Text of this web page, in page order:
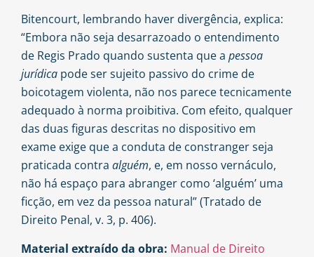
Bitencourt, lembrando haver divergência, explica:
“Embora não seja desarrazoado o entendimento
de Regis Prado quando sustenta que a pessoa
jurídica pode ser sujeito passivo do crime de
boicotagem violenta, não nos parece tecnicamente
adequado à norma proibitiva. Com efeito, qualquer
das duas figuras descritas no dispositivo em
exame exige que a conduta de constranger seja
praticada contra alguém, e, em nosso vernáculo,
não há espaço para abranger como ‘alguém’ uma
ficção, em vez da pessoa natural” (Tratado de
Direito Penal, v. 3, p. 406).
Material extraído da obra: Manual de Direito